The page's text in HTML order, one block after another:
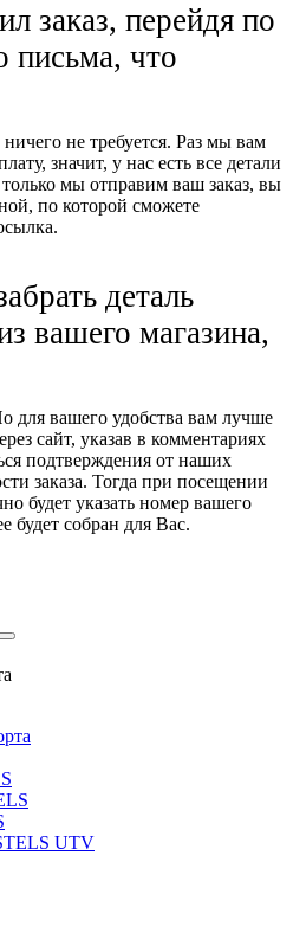
заказ, перейдя по
письма, что
не требуется. Раз мы вам
значит, у нас есть все детали
мы отправим ваш заказ, вы
по которой сможете
деталь
вашего магазина,
для вашего удобства вам лучше
сайт, указав в комментариях
подтверждения от наших
заказа. Тогда при посещении
будет указать номер вашего
будет собран для Вас.
UTV